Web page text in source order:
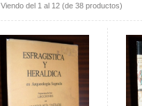
Viendo del 1 al 12 (de 38 productos)